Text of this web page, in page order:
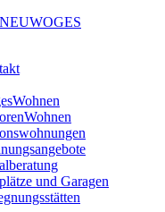
und Garagen